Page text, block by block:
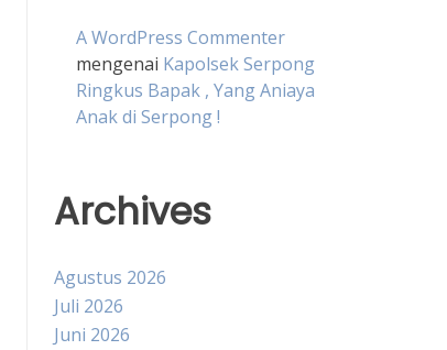
A WordPress Commenter
mengenai Kapolsek Serpong
Ringkus Bapak , Yang Aniaya
Anak di Serpong !
Archives
Agustus 2026
Juli 2026
Juni 2026